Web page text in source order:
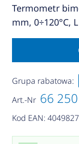
Termometr
mm, 0÷120°C,
Art.-Nr 66
Kod EAN:
Grupa rabatowa: